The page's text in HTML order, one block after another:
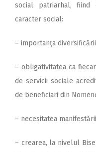
social patriarhal, fiind
caracter social:
– importanţa
– obligativitatea ca
de servicii sociale
de beneficiari din
– necesitatea
– crearea, la nivelul